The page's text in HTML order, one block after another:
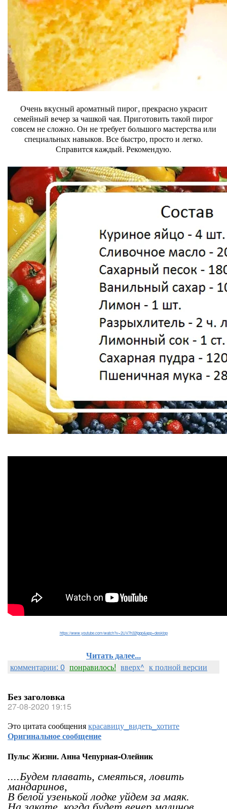
Очень вкусный ароматный пирог, прекрасно украсит
семейный вечер за чашкой чая. Приготовить такой пирог
совсем не сложно. Он не требует большого мастерства или
специальных навыков. Все быстро, просто и легко.
Справится каждый. Рекомендую.
https://www.youtube.com/watch?v=2UV7h32fgqo&app=desktop
Читать далее...
комментарии: 0 понравилось! вверх^ к полной версии
Без заголовка
27-08-2020 19:15
Это цитата сообщениякрасавицу_видеть_хотите
Оригинальное сообщение
Пульс Жизни. Анна Чепурная-Олейник
....Будем плавать, смеяться, ловить
мандаринов,
В белой узенькой лодке уйдем за маяк.